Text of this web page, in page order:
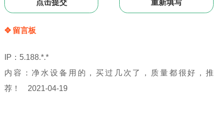
✥ 留言板
IP：5.188.*.*
内容：净水设备用的，买过几次了，质量都很好，推
荐！ 2021-04-19